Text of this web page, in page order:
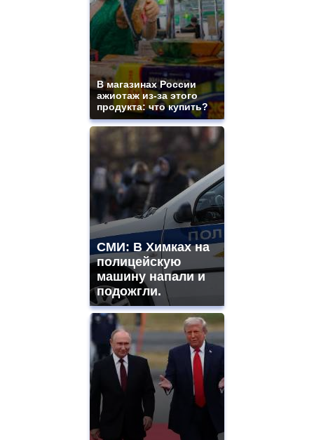
В магазинах России
ажиотаж из-за этого
продукта: что купить?
СМИ: В Химках на
полицейскую
машину напали и
подожгли.